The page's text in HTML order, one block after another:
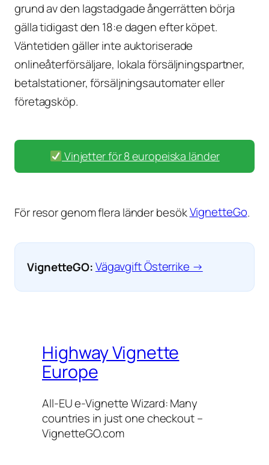
grund av den lagstadgade ångerrätten börja
gälla tidigast den 18:e dagen efter köpet.
Väntetiden gäller inte auktoriserade
onlineåterförsäljare, lokala försäljningspartner,
betalstationer, försäljningsautomater eller
företagsköp.
Vinjetter för 8 europeiska länder
För resor genom flera länder besökVignetteGo.
VignetteGO:Vägavgift Österrike →
Highway Vignette
Europe
All-EU e-Vignette Wizard: Many
countries in just one checkout –
VignetteGO.com